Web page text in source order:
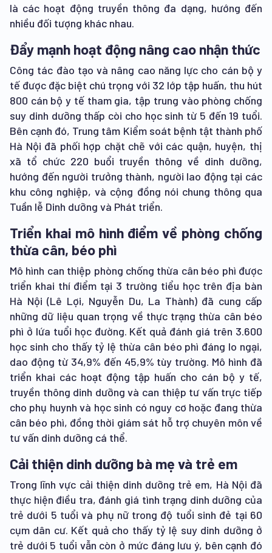
là các hoạt động truyền thông đa dạng, hướng đến
nhiều đối tượng khác nhau.
Đẩy mạnh hoạt động nâng cao nhận thức
Công tác đào tạo và nâng cao năng lực cho cán bộ y
tế được đặc biệt chú trọng với 32 lớp tập huấn, thu hút
800 cán bộ y tế tham gia, tập trung vào phòng chống
suy dinh dưỡng thấp còi cho học sinh từ 5 đến 19 tuổi.
Bên cạnh đó, Trung tâm Kiểm soát bệnh tật thành phố
Hà Nội đã phối hợp chặt chẽ với các quận, huyện, thị
xã tổ chức 220 buổi truyền thông về dinh dưỡng,
hướng đến người trưởng thành, người lao động tại các
khu công nghiệp, và cộng đồng nói chung thông qua
Tuần lễ Dinh dưỡng và Phát triển.
Triển khai mô hình điểm về phòng chống
thừa cân, béo phì
Mô hình can thiệp phòng chống thừa cân béo phì được
triển khai thí điểm tại 3 trường tiểu học trên địa bàn
Hà Nội (Lê Lợi, Nguyễn Du, La Thành) đã cung cấp
những dữ liệu quan trọng về thực trạng thừa cân béo
phì ở lứa tuổi học đường. Kết quả đánh giá trên 3.600
học sinh cho thấy tỷ lệ thừa cân béo phì đáng lo ngại,
dao động từ 34,9% đến 45,9% tùy trường. Mô hình đã
triển khai các hoạt động tập huấn cho cán bộ y tế,
truyền thông dinh dưỡng và can thiệp tư vấn trực tiếp
cho phụ huynh và học sinh có nguy cơ hoặc đang thừa
cân béo phì, đồng thời giám sát hỗ trợ chuyên môn về
tư vấn dinh dưỡng cá thể.
Cải thiện dinh dưỡng bà mẹ và trẻ em
Trong lĩnh vực cải thiện dinh dưỡng trẻ em, Hà Nội đã
thực hiện điều tra, đánh giá tình trạng dinh dưỡng của
trẻ dưới 5 tuổi và phụ nữ trong độ tuổi sinh đẻ tại 60
cụm dân cư. Kết quả cho thấy tỷ lệ suy dinh dưỡng ở
trẻ dưới 5 tuổi vẫn còn ở mức đáng lưu ý, bên cạnh đó